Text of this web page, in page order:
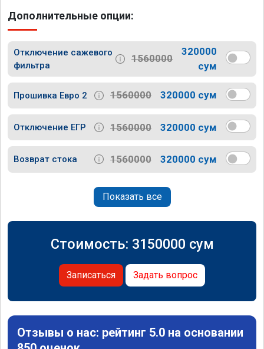
Дополнительные опции:
Отключение сажевого
фильтра
1560000
320000
сум
Прошивка Евро 2 1560000 320000 сум
Отключение ЕГР 1560000 320000 сум
Возврат стока 1560000 320000 сум
Показать все
Стоимость: 3150000 сум
Записаться Задать вопрос
Отзывы о нас: рейтинг 5.0 на основании